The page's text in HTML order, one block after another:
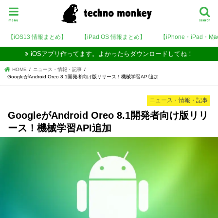
search
menu
【iOS13 情報まとめ】 【iPad OS 情報まとめ】 【iPhone・iPad・
iOSアプリ作ってます。よかったらダウンロードしてね！
HOME
ニュース・情報・記事
GoogleがAndroid Oreo 8.1開発者向け版リリース！機械学習API追加
ニュース・情報・記事
GoogleがAndroid Oreo 8.1開発者向け版リリ
ース！機械学習API追加